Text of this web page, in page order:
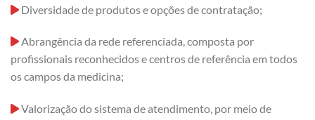
Diversidade de produtos e opções de contratação;
Abrangência da rede referenciada, composta por
profissionais reconhecidos e centros de referência em todos
os campos da medicina;
Valorização do sistema de atendimento, por meio de